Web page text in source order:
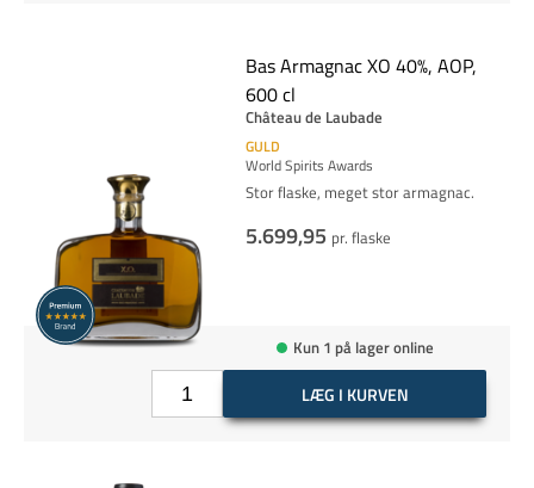
Bas Armagnac XO 40%, AOP,
600 cl
Château de Laubade
GULD
World Spirits Awards
Stor flaske, meget stor armagnac.
5.699,95 pr. flaske
Kun 1 på lager online
LÆG I KURVEN